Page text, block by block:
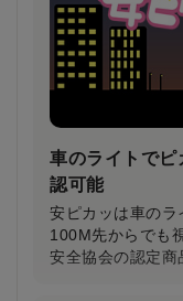
車のライトで
認可能
安ピカッは車のラ
100M先からでも
安全協会の認定商